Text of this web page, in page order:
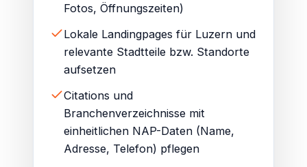
Fotos, Öffnungszeiten)
Lokale Landingpages für Luzern und
relevante Stadtteile bzw. Standorte
aufsetzen
Citations und
Branchenverzeichnisse mit
einheitlichen NAP-Daten (Name,
Adresse, Telefon) pflegen